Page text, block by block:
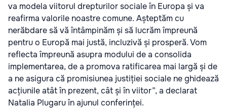
va modela viitorul drepturilor sociale în Europa și va
reafirma valorile noastre comune. Așteptăm cu
nerăbdare să vă întâmpinăm și să lucrăm împreună
pentru o Europă mai justă, incluzivă și prosperă. Vom
reflecta împreună asupra modului de a consolida
implementarea, de a promova ratificarea mai largă și de
a ne asigura că promisiunea justiției sociale ne ghidează
acțiunile atât în prezent, cât și în viitor”, a declarat
Natalia Plugaru în ajunul conferinței.